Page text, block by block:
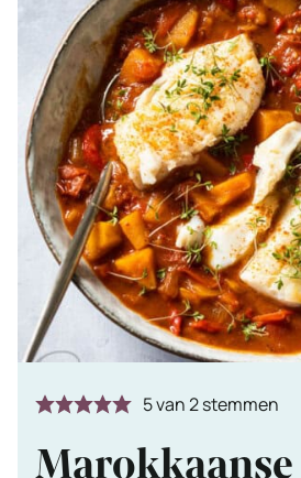
5van2stemmen
Marokkaanse